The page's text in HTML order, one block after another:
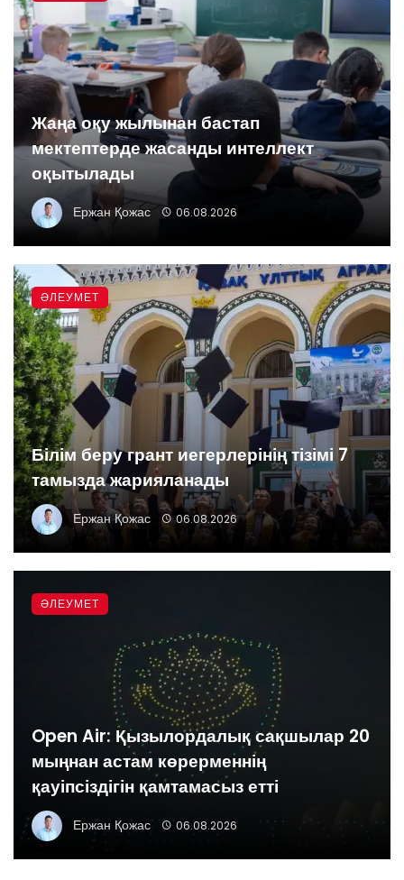
Жаңа оқу жылынан бастап
мектептерде жасанды интеллект
оқытылады
Ержан Қожас 06.08.2026
Білім беру грант иегерлерінің тізімі 7
тамызда жарияланады
Ержан Қожас 06.08.2026
ӘЛЕУМЕТ
Open Air: Қызылордалық сақшылар 20
мыңнан астам көрерменнің
қауіпсіздігін қамтамасыз етті
Ержан Қожас 06.08.2026
ӘЛЕУМЕТ